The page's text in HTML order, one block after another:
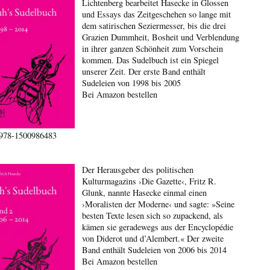
1500986483
Lichtenberg bearbeitet Hasecke in Glossen
und Essays das Zeitgeschehen so lange mit
dem satirischen Seziermesser, bis die drei
Grazien Dummheit, Bosheit und Verblendung
in ihrer ganzen Schönheit zum Vorschein
kommen. Das Sudelbuch ist ein Spiegel
unserer Zeit. Der erste Band enthält
Sudeleien von 1998 bis 2005
Bei Amazon bestellen
Der Herausgeber des politischen
Kulturmagazins ›Die Gazette‹, Fritz R.
Glunk, nannte Hasecke einmal einen
›Moralisten der Moderne‹ und sagte: »Seine
besten Texte lesen sich so zupackend, als
kämen sie geradewegs aus der Encyclopédie
von Diderot und d’Alembert.« Der zweite
Band enthält Sudeleien von 2006 bis 2014
Bei Amazon bestellen